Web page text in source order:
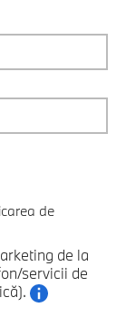
de
de la
servicii de